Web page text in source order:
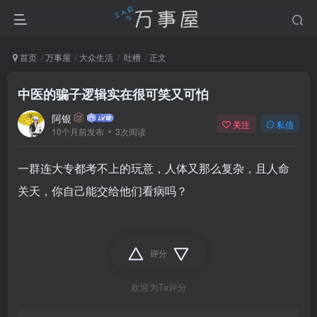
首页 万事屋 大众生活 吐槽 正文
中医的骗子逻辑实在很可笑又可怕
阿银
10个月前发布 3次阅读
关注 私信
一群连大专都考不上的玩意，人体又那么复杂，且人命
关天，你自己能交给他们看病吗？
评分
欢迎为Ta评分